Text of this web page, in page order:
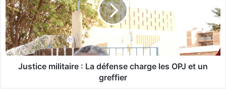
y
u
o
r
g
i
c
e
m
i
t
Justice militaire : La défense charge les OPJ et un
greffier